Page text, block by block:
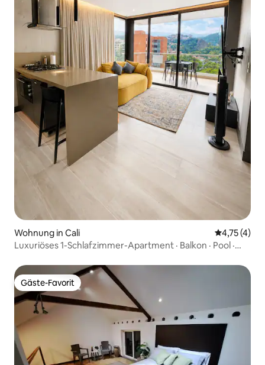
Wohnung in Cali
4,75 (4)
Luxuriöses 1-Schlafzimmer-Apartment · Balkon · Pool ·
Gäste-Favorit
Gäste-Favorit